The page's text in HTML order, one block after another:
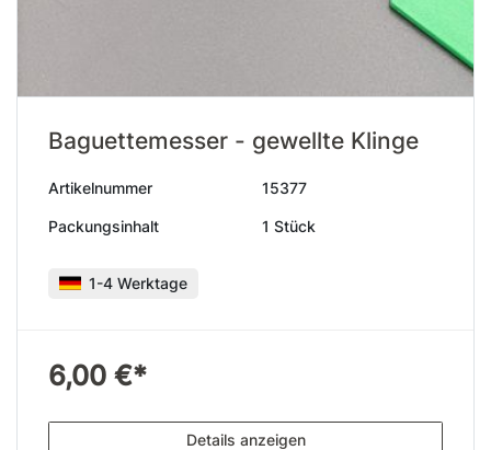
Baguettemesser - gewellte Klinge
Artikelnummer 15377
Packungsinhalt 1 Stück
1-4 Werktage
6,00 €*
Details anzeigen